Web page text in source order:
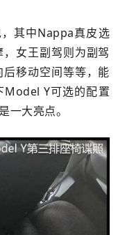
其中Nappa真皮选
女王副驾则为副驾
移动空间等等，能
Model Y可选的配置
一大亮点。